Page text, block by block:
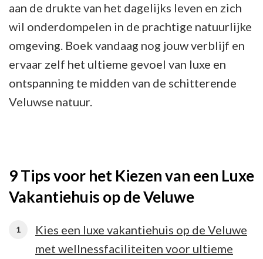
aan de drukte van het dagelijks leven en zich
wil onderdompelen in de prachtige natuurlijke
omgeving. Boek vandaag nog jouw verblijf en
ervaar zelf het ultieme gevoel van luxe en
ontspanning te midden van de schitterende
Veluwse natuur.
9 Tips voor het Kiezen van een Luxe
Vakantiehuis op de Veluwe
Kies een luxe vakantiehuis op de Veluwe
met wellnessfaciliteiten voor ultieme